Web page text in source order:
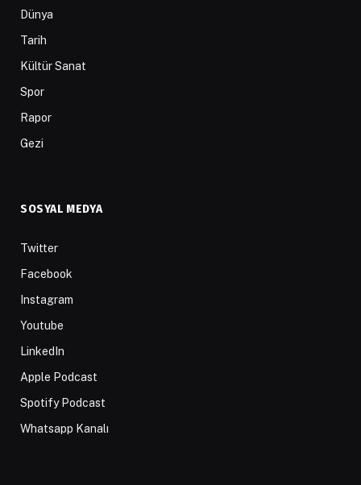
Dünya
Tarih
Kültür Sanat
Spor
Rapor
Gezi
SOSYAL MEDYA
Twitter
Facebook
Instagram
Youtube
LinkedIn
Apple Podcast
Spotify Podcast
Whatsapp Kanalı